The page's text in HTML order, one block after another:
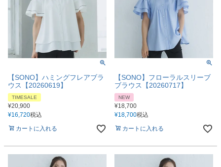
【SONO】ハミングフレアブラ
ウス【20260619】
TIMESALE
¥20,900
¥16,720税込
カートに入れる
【SONO】フローラルスリーブ
ブラウス【20260717】
NEW
¥18,700
¥18,700税込
カートに入れる